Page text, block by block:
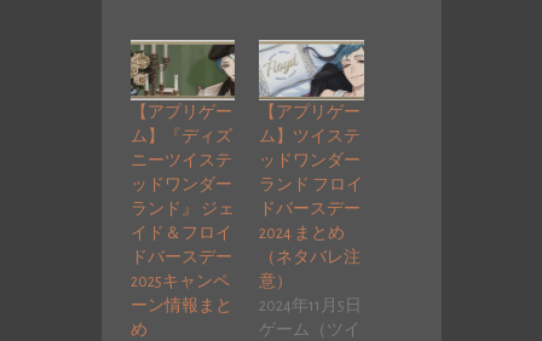
【アプリゲー
ム】『ディズ
ニーツイステ
ッドワンダー
ランド』 ジェ
イド＆フロイ
ドバースデー
2025キャンペ
ーン情報まと
め
【アプリゲー
ム】ツイステ
ッドワンダー
ランド フロイ
ドバースデー
2024 まとめ
（ネタバレ注
意）
2024年11月5日
ゲーム（ツイ